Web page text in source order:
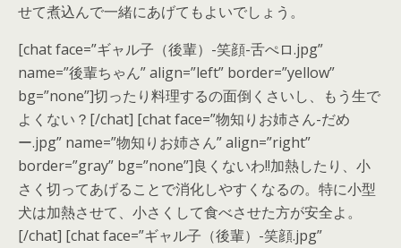
せて煮込んで一緒にあげてもよいでしょう。
[chat face=”ギャル子（後輩）-笑顔-舌ぺロ.jpg”
name=”後輩ちゃん” align=”left” border=”yellow”
bg=”none”]切ったり料理するの面倒くさいし、もう生で
よくない？[/chat] [chat face=”物知りお姉さん-だめ
ー.jpg” name=”物知りお姉さん” align=”right”
border=”gray” bg=”none”]良くないわ!!加熱したり、小
さく切ってあげることで消化しやすくなるの。特に小型
犬は加熱させて、小さくして食べさせた方が安全よ。
[/chat] [chat face=”ギャル子（後輩）-笑顔.jpg”